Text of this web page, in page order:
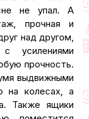
не упал. А
прочная и
над другом,
с усилениями
прочность.
выдвижными
на колесах, а
Также ящики